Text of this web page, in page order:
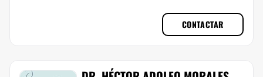
CONTACTAR